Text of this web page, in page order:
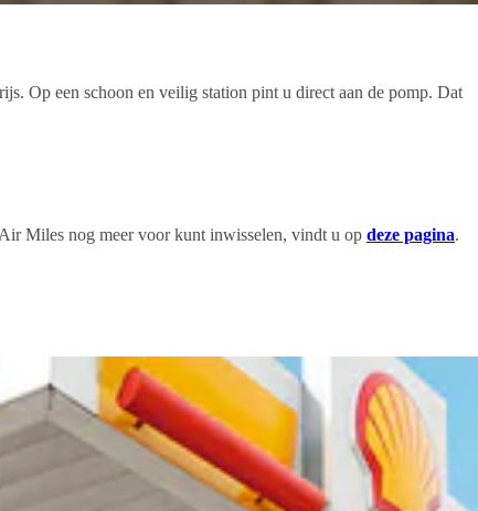
Op een schoon en veilig station pint u direct aan de pomp. Dat
Miles nog meer voor kunt inwisselen, vindt u op deze pagina.